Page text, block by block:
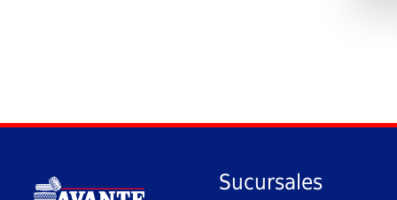
Sucursales